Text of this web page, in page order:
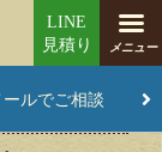
ールでご相談